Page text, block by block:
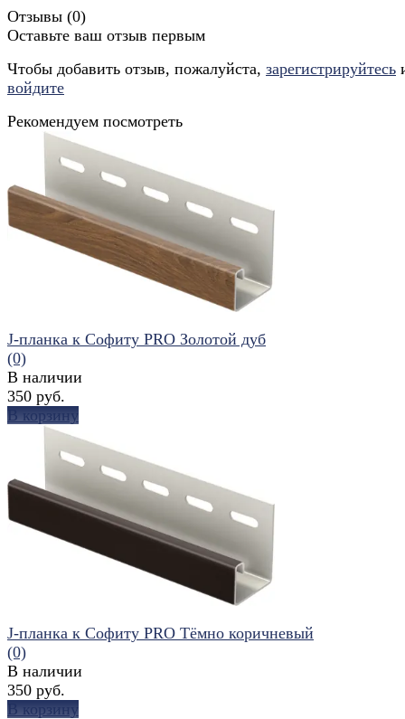
Отзывы (0)
Оставьте ваш отзыв первым
Чтобы добавить отзыв, пожалуйста, зарегистрируйтесь
войдите
Рекомендуем посмотреть
избранное сравнить
J-планка к Софиту PRO Золотой дуб
(0)
В наличии
350 руб.
В корзину
J-планка к Софиту PRO Тёмно коричневый
(0)
В наличии
350 руб.
В корзину